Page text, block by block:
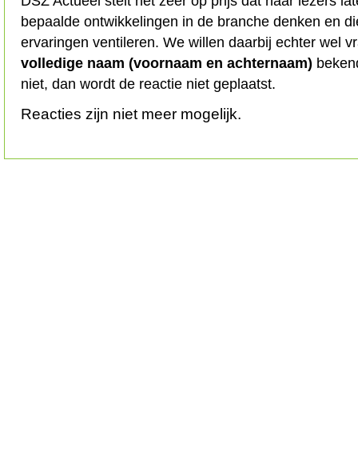
bepaalde ontwikkelingen in de branche denken en
ervaringen ventileren. We willen daarbij echter wel
volledige naam (voornaam en achternaam)
niet, dan wordt de reactie niet geplaatst.
Reacties zijn niet meer mogelijk.